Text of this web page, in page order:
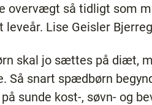
overvægt så tidligt som
Lise Geisler
skal jo sættes på diæt,
Så snart spædbørn
sunde kost-, søvn- og